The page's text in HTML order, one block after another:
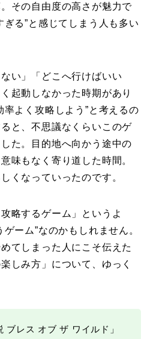
その自由度の高さが魅力で
ぎる”と感じてしまう人も多い
い」「どこへ行けばいい
起動しなかった時期があり
率よく攻略しよう”と考えるの
と、不思議なくらいこのゲ
た。目的地へ向かう途中の
味もなく寄り道した時間。
くなっていったのです。
略するゲーム」というよ
ーム”なのかもしれません。
てしまった人にこそ伝えた
しみ方」について、ゆっく
ブレス オブ ザ ワイルド」